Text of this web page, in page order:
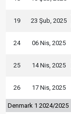
19 23 Şub, 2025
24 06 Nis, 2025
25 14 Nis, 2025
26 17 Nis, 2025
Denmark 1 2024/2025